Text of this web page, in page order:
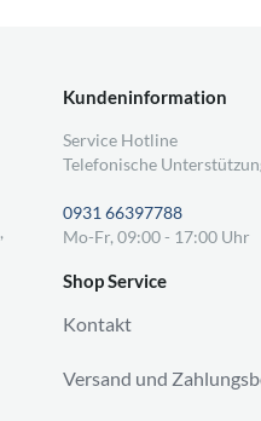
,
Kundeninformation
Service Hotline
Telefonische
0931 66397788
Mo-Fr, 09:00 - 17:00 Uhr
Shop Service
Kontakt
Versand und